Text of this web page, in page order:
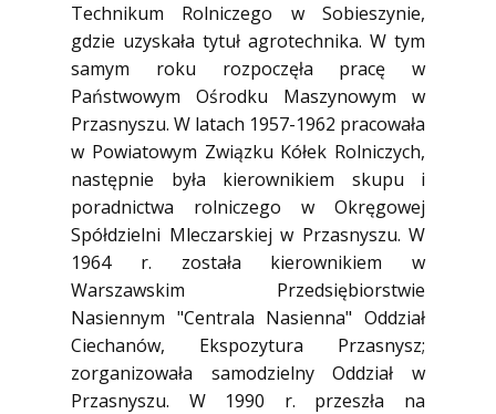
Technikum Rolniczego w Sobieszynie,
gdzie uzyskała tytuł agrotechnika. W tym
samym roku rozpoczęła pracę w
Państwowym Ośrodku Maszynowym w
Przasnyszu. W latach 1957-1962 pracowała
w Powiatowym Związku Kółek Rolniczych,
następnie była kierownikiem skupu i
poradnictwa rolniczego w Okręgowej
Spółdzielni Mleczarskiej w Przasnyszu. W
1964 r. została kierownikiem w
Warszawskim Przedsiębiorstwie
Nasiennym "Centrala Nasienna" Oddział
Ciechanów, Ekspozytura Przasnysz;
zorganizowała samodzielny Oddział w
Przasnyszu. W 1990 r. przeszła na